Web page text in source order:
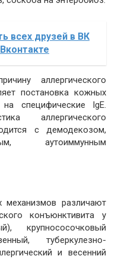
всех друзей в ВК
аллергического
постановка кожных
специфические IgE.
аллергического
с демодекозом,
, аутоиммунным
механизмов различают
конъюнктивита у
крупнососочковый
туберкулезно-
и весенний